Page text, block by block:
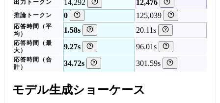
出力トークン 14,292 12,476
推論トークン 0 125,039
応答時間（平
均）
1.58s 20.11s
応答時間（最
大）
9.27s 96.01s
応答時間（合
計）
34.72s 301.59s
モデル生成ショーケース